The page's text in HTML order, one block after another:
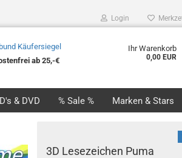
Login
ab 25,-€
Ihr Warenkorb
0,00 EUR
& DVD % Sale % Marken & Stars
3D Lesezeichen Puma